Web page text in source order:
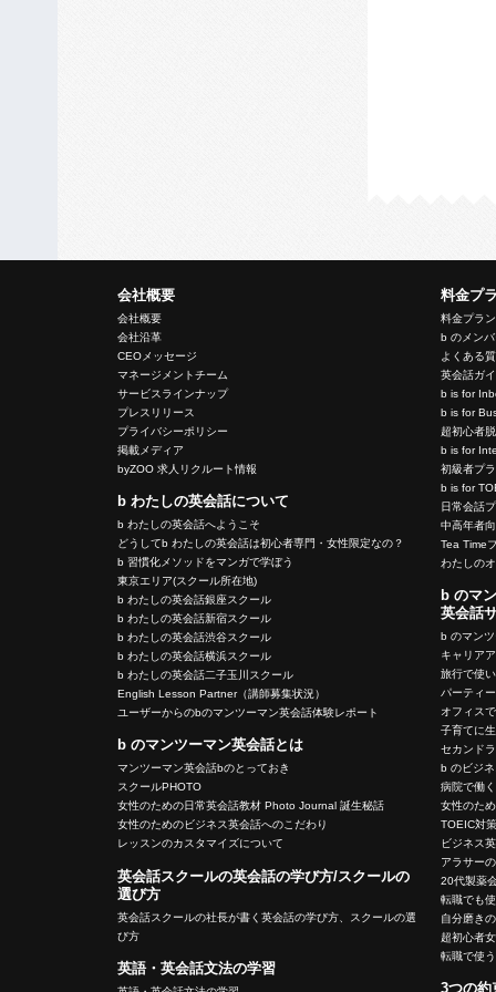
会社概要
会社概要
会社沿革
CEOメッセージ
マネージメントチーム
サービスラインナップ
プレスリリース
プライバシーポリシー
掲載メディア
byZOO 求人リクルート情報
b わたしの英会話について
b わたしの英会話へようこそ
どうしてb わたしの英会話は初心者専門・女性限定なの？
b 習慣化メソッドをマンガで学ぼう
東京エリア(スクール所在地)
b わたしの英会話銀座スクール
b わたしの英会話新宿スクール
b わたしの英会話渋谷スクール
b わたしの英会話横浜スクール
b わたしの英会話二子玉川スクール
English Lesson Partner（講師募集状況）
ユーザーからのbのマンツーマン英会話体験レポート
b のマンツーマン英会話とは
マンツーマン英会話bのとっておき
スクールPHOTO
女性のための日常英会話教材 Photo Journal 誕生秘話
女性のためのビジネス英会話へのこだわり
レッスンのカスタマイズについて
英会話スクールの英会話の学び方/スクールの
選び方
英会話スクールの社長が書く英会話の学び方、スクールの選
び方
英語・英会話文法の学習
料金プ
料金プラ
b のメン
よくある
英会話ガ
b is for
b is for
超初心者
b is for
初級者プ
b is for
日常会話
中高年者
Tea Time
わたしの
b のマ
英会話
b のマン
キャリア
旅行で使
パーティ
オフィス
子育てに
セカンド
b のビジ
病院で働
女性のた
TOEIC対
ビジネス
アラサー
20代製薬
転職でも
自分磨き
超初心者
転職で使
3つの約